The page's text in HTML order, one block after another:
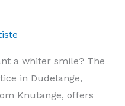
a whiter smile? The
in Dudelange,
Knutange, offers